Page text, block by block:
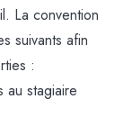
La convention
suivants afin
:
au stagiaire